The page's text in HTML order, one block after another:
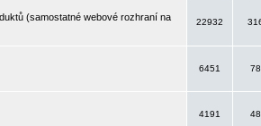
(samostatné webové rozhraní na
22932
6451
4191